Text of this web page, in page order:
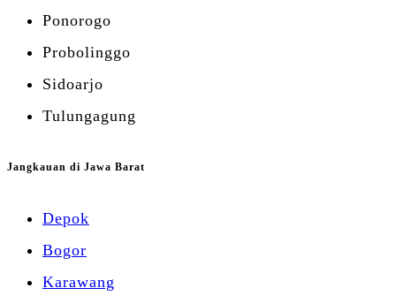
Ponorogo
Probolinggo
Sidoarjo
Tulungagung
Jangkauan di Jawa Barat
Depok
Bogor
Karawang